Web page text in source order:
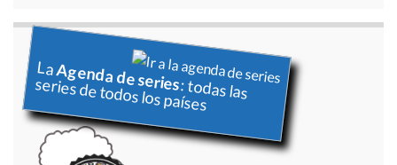
LaAgenda de series: todas las
series de todos los países